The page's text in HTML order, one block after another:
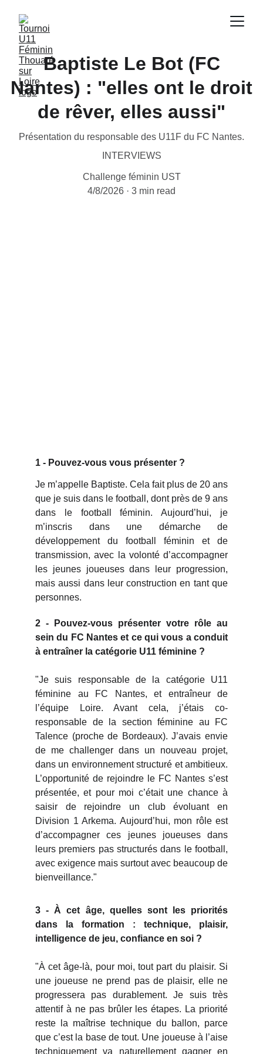
Baptiste Le Bot (FC
Nantes) : "elles ont le droit
de rêver, elles aussi"
Présentation du responsable des U11F du FC Nantes.
INTERVIEWS
Challenge féminin UST
4/8/2026
3 min read
1 - Pouvez-vous vous présenter ?
Je m’appelle Baptiste. Cela fait plus de 20 ans
que je suis dans le football, dont près de 9 ans
dans le football féminin. Aujourd’hui, je
m’inscris dans une démarche de
développement du football féminin et de
transmission, avec la volonté d’accompagner
les jeunes joueuses dans leur progression,
mais aussi dans leur construction en tant que
personnes.
2 - Pouvez-vous présenter votre rôle au
sein du FC Nantes et ce qui vous a conduit
à entraîner la catégorie U11 féminine ?
"Je suis responsable de la catégorie U11
féminine au FC Nantes, et entraîneur de
l’équipe Loire. Avant cela, j’étais co-
responsable de la section féminine au FC
Talence (proche de Bordeaux). J’avais envie
de me challenger dans un nouveau projet,
dans un environnement structuré et ambitieux.
L’opportunité de rejoindre le FC Nantes s’est
présentée, et pour moi c’était une chance à
saisir de rejoindre un club évoluant en
Division 1 Arkema. Aujourd’hui, mon rôle est
d’accompagner ces jeunes joueuses dans
leurs premiers pas structurés dans le football,
avec exigence mais surtout avec beaucoup de
bienveillance."
3 - À cet âge, quelles sont les priorités
dans la formation : technique, plaisir,
intelligence de jeu, confiance en soi ?
"À cet âge-là, pour moi, tout part du plaisir. Si
une joueuse ne prend pas de plaisir, elle ne
progressera pas durablement. Je suis très
attentif à ne pas brûler les étapes. La priorité
reste la maîtrise technique du ballon, parce
que c’est la base de tout. Une joueuse à l’aise
techniquement va naturellement gagner en